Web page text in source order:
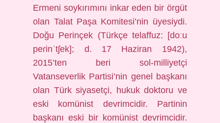
Ermeni soykırımını inkar eden bir örgüt
olan Talat Paşa Komitesi’nin üyesiydi.
Doğu Perinçek (Türkçe telaffuz: [doːu
peɾinˈtʃek]; d. 17 Haziran 1942),
2015’ten beri sol-milliyetçi
Vatanseverlik Partisi’nin genel başkanı
olan Türk siyasetçi, hukuk doktoru ve
eski komünist devrimcidir. Partinin
başkanı eski bir komünist devrimcidir.